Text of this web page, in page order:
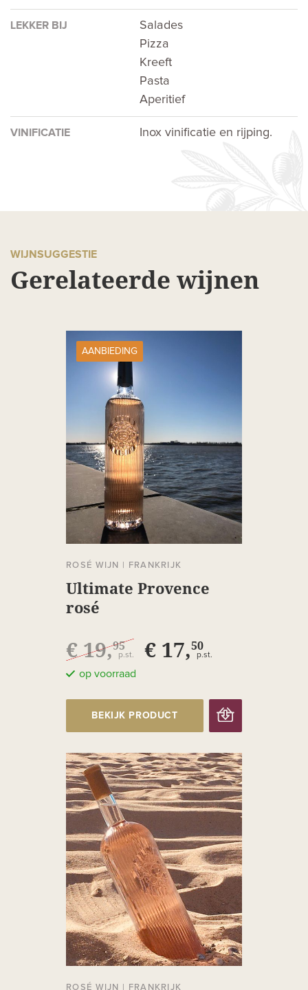
LEKKER BIJ
Salades
Pizza
Kreeft
Pasta
Aperitief
VINIFICATIE Inox vinificatie en rijping.
WIJNSUGGESTIE
Gerelateerde wijnen
AANBIEDING
ROSÉ WIJN | FRANKRIJK
Ultimate Provence
rosé
€ 19,95
p.st. € 17,50
p.st.
op voorraad
BEKIJK PRODUCT
ROSÉ WIJN | FRANKRIJK